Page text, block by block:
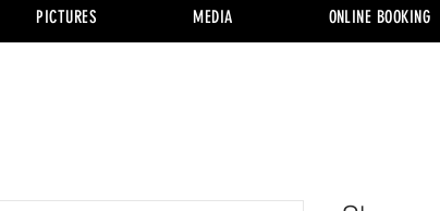
PICTURES MEDIA ONLINE BOOKING